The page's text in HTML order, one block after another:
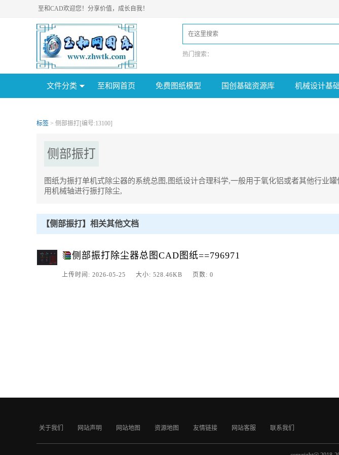
至和CAD欢迎您！分享价值，成长自我！
热门搜索：
文件分类 至和网首页 免费图纸模型 国创基础资源库 机械设计基
标签 > 侧部振打[编号:13100]
侧部振打
图纸为振打单机式除尘器的系统总图,图纸设计合理科学,一般用于氧化铝或者其他行业
用机械轴进行振打除尘,
【侧部振打】相关其他文档
侧部振打除尘器总图CAD图纸==796971
上传时间: 2026-05-25 大小: 528.46KB 页数: 0
关于我们 网站声明 网站地图 资源地图 友情链接 网站客服 联系我们